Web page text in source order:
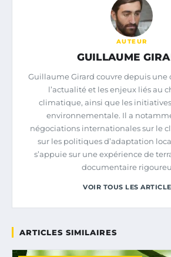
AUTEUR
GUILLAUME
Guillaume Girard couvre depuis une
l’actualité et les enjeux liés au
climatique, ainsi que les
environnementale. Il a
négociations internationales sur le
sur les politiques d’adaptation
s’appuie sur une expérience de
documentaire
VOIR TOUS LES
ARTICLES SIMILAIRES